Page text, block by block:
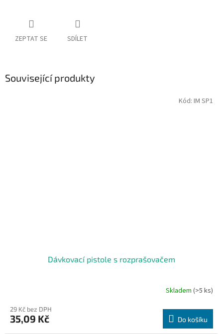
ZEPTAT SE SDÍLET
Související produkty
Dávkovací pistole s rozprašovačem
Skladem (>5 ks)
29 Kč bez DPH
35,09 Kč Do košíku
Kód: IM SP1